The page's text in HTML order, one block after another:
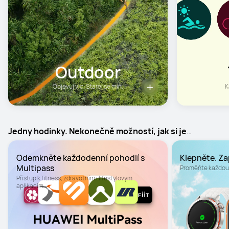
Outdoor
Objevuj víc. Starej se míň.
Jedny hodinky. Nekonečně možností, jak si je
přizpůsobit.
Odemkněte každodenní pohodlí s
Multipass
Přístup k fitness, zdravotním i lifestylovým
Klepněte.
Proměňte